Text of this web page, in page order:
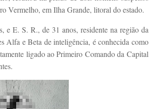
Vermelho, em Ilha Grande, litoral do estado.
e E. S. R., de 31 anos, residente na região da
Alfa e Beta de inteligência, é conhecida como
ligado ao Primeiro Comando da Capital